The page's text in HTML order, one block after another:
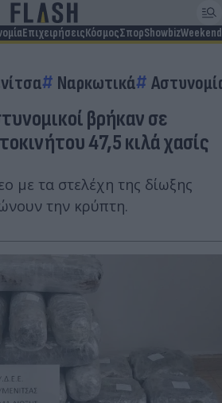
ΕπιχειρήσειςΚόσμοςΣπορShowbizWeekend
Ναρκωτικά
βρήκαν σε
47,5 κιλά χασίς
με τα στελέχη της δίωξης
την κρύπτη.